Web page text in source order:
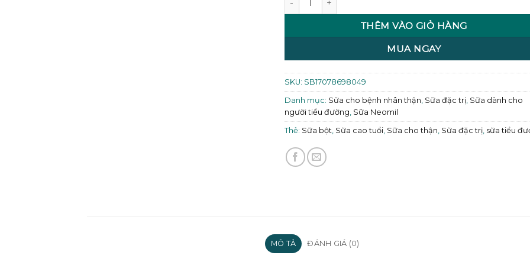
THÊM VÀO GIỎ HÀNG
MUA NGAY
SKU: SB17078698049
Danh mục: Sữa cho bệnh nhân thận, Sữa đặc trị, Sữa dành cho
người tiểu đường, Sữa Neomil
Thẻ: Sữa bột, Sữa cao tuổi, Sữa cho thận, Sữa đặc trị, sữa tiểu
MÔ TẢ ĐÁNH GIÁ (0)